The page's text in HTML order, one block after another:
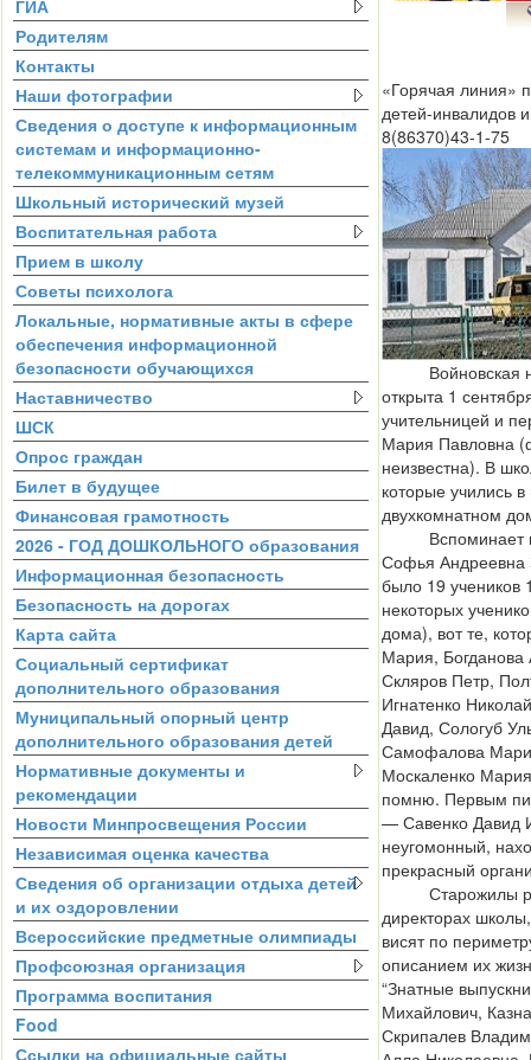
ГИА
Родителям
Контакты
Наши фотографии
Сведения о доступе к информационным
системам и информационно-
телекоммуникационным сетям
Школьный исторический музей
Воспитательная работа
Прием в школу
Советы психолога
Локальные, нормативные акты в сфере
обеспечения информационной
безопасности обучающихся
Наставничество
ШСК
Опрос граждан
Билет в будущее
Финансовая грамотность
2026 - ГОД ДОШКОЛЬНОГО образования
Информационная безопасность
Безопасность на дорогах
Карта сайта
Социальный сертификат
дополнительного образования
Муниципальный опорный центр
дополнительного образования детей
Нормативные документы и
рекомендации
Новости Минпросвещения России
Независимая оценка качества
Сведения об организации отдыха детей
и их оздоровлении
Всероссийские предметные олимпиады
Профсоюзная организация
Программа воспитания
Food
Ссылки на официальные сайты
«Горячая линия»
детей-инвалидов
8(86370)43-1-75
Войновская
открыта 1
учительницей и
Мария Павловна
неизвестна). В
которые учились
двухкомнатном
Вспоминает
Софья Андреевна
было 19 учеников
некоторых
дома), вот те,
Мария,
Скляров Петр,
Игнатенко
Давид, Сологуб
Самофалова
Москаленко
помню. Первым
— Савенко Давид
неугомонный,
прекрасный
Старожилы
директорах
висят по
описанием их
“Знатные
Михайлович,
Скрипалев